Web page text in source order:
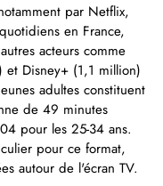
par Netflix,
en France,
acteurs comme
Disney+ (1,1 million)
adultes constituent
de 49 minutes
pour les 25-34 ans.
pour ce format,
autour de l'écran TV.